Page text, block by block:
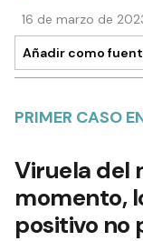
16 de marzo de
Añadir como
PRIMER CASO
Viruela del
momento,
positivo no